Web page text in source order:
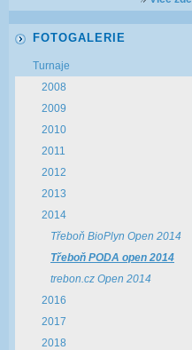
FOTOGALERIE
Turnaje
2008
2009
2010
2011
2012
2013
2014
Třeboň BioPlyn Open 2014
Třeboň PODA open 2014
trebon.cz Open 2014
2016
2017
2018